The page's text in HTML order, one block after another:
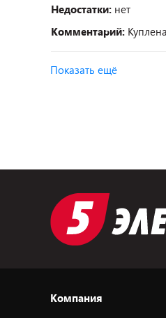
Недостатки: нет
Комментарий:
Показать ещё
Компания